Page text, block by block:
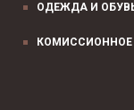
ОДЕЖДА И